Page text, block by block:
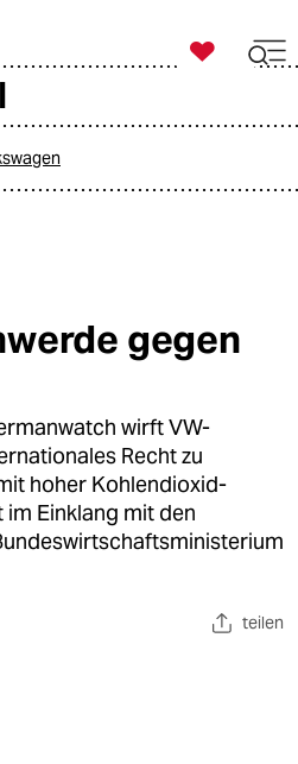
ich

taz zahl ich
gegen
wirft VW-
Recht zu
hoher Kohlendioxid-
Einklang mit den
teilen